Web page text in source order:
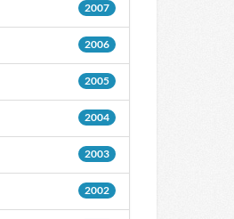
2007
2006
2005
2004
2003
2002